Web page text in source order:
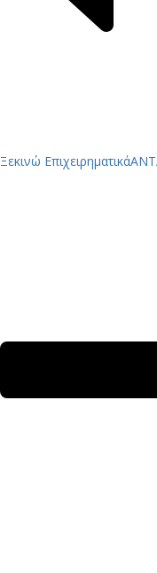
Ξεκινώ Επιχειρηματικά